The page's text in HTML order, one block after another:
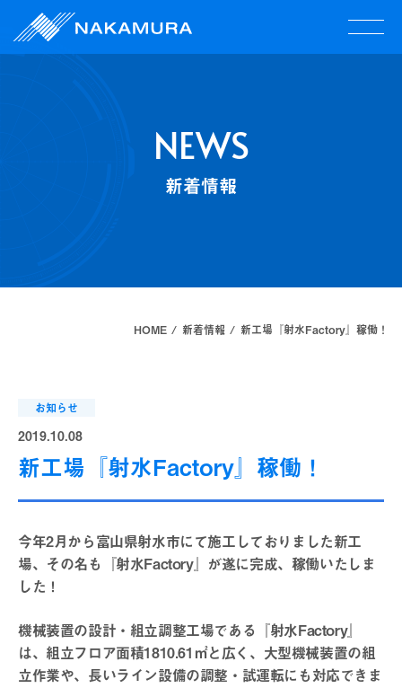
NEWS
新着情報
HOME 新着情報 新工場『射水Factory』稼働！
お知らせ
2019.10.08
新工場『射水Factory』稼働！
今年2月から富山県射水市にて施工しておりました新工
場、その名も『射水Factory』が遂に完成、稼働いたしま
した！
機械装置の設計・組立調整工場である『射水Factory』
は、組立フロア面積1810.61㎡と広く、大型機械装置の組
立作業や、長いライン設備の調整・試運転にも対応できま